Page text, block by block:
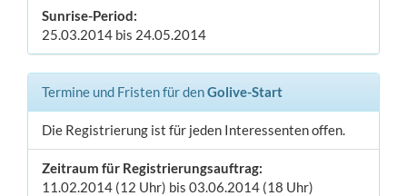
Sunrise-Period:
25.03.2014 bis 24.05.2014
Termine und Fristen für denGolive-Start
Die Registrierung ist für jeden Interessenten offen.
Zeitraum für Registrierungsauftrag:
11.02.2014 (12 Uhr) bis 03.06.2014 (18 Uhr)